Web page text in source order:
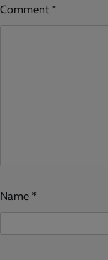
Comment *
Name *